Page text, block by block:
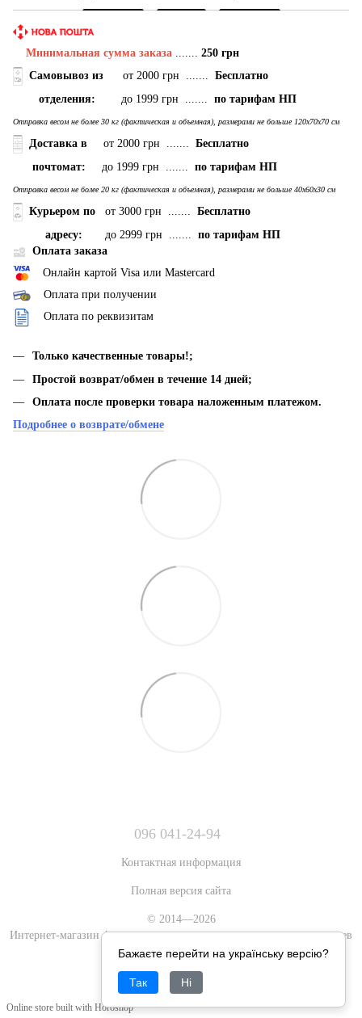
Минимальная сумма заказа
250 грн
Самовывоз из от 2000 грн ....... Бесплатно
отделения: до 1999 грн ....... по тарифам НП
Отправка весом не более 30 кг (фактическая и объемная), размерами не больше 120х70х70 см
Доставка в от 2000 грн ....... Бесплатно
почтомат: до 1999 грн ....... по тарифам НП
Отправка весом не более 20 кг (фактическая и объемная), размерами не больше 40х60х30 см
Курьером по от 3000 грн ....... Бесплатно
адресу: до 2999 грн ....... по тарифам НП
Оплата заказа
Онлайн картой Visa или Mastercard
Оплата при получении
Оплата по реквизитам
Только качественные товары!;
Простой возврат/обмен в течение 14 дней;
Оплата после проверки товара наложенным платежом.
Подробнее о возврате/обмене
096 041-24-94
Контактная информация
Полная версия сайта
© 2014—2026
Интернет-магазин фигурок аниме, игровых и художественных героев
Рус Укр
Online store built with Horoshop
Бажаєте перейти на українську версію?
Так Ні